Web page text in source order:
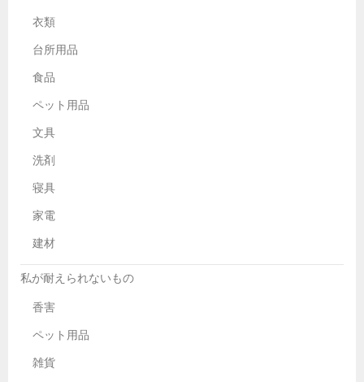
衣類
台所用品
食品
ペット用品
文具
洗剤
寝具
家電
建材
私が耐えられないもの
香害
ペット用品
雑貨